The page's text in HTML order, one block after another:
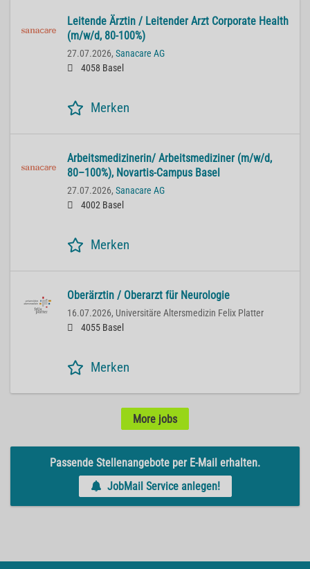
Lei­ten­de Ärz­tin / Lei­ten­der Arzt Cor­po­ra­te He­alth
(m/w/d, 80-100%)
27.07.2026, Sanacare AG
4058 Basel
Merken
Ar­beits­me­di­zi­ne­rin/ Ar­beits­me­di­zi­ner (m/w/d,
80–100%), No­var­tis-Cam­pus Basel
27.07.2026, Sanacare AG
4002 Basel
Merken
Oberärztin / Oberarzt für Neurologie
16.07.2026, Universitäre Altersmedizin Felix Platter
4055 Basel
Merken
More jobs
Passende Stellenangebote per E-Mail erhalten.
JobMail Service anlegen!